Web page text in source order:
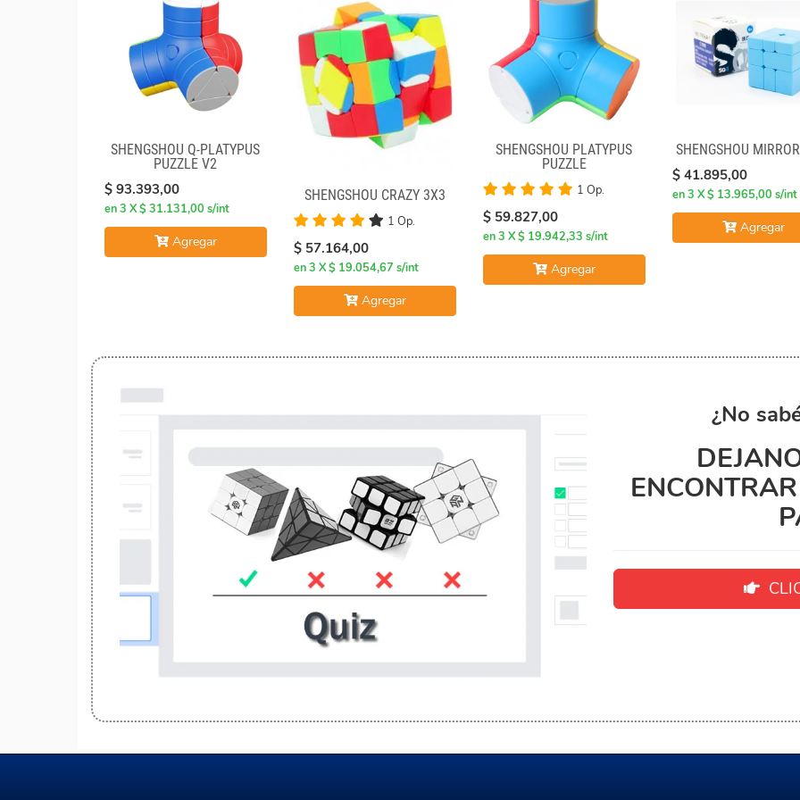
SHENGSHOU Q-PLATYPUS
PUZZLE V2
$ 93.393,00
en 3 X $ 31.131,00 s/int
Agregar
SHENGSHOU CRAZY 3X3
1 Op.
$ 57.164,00
en 3 X $ 19.054,67 s/int
Agregar
SHENGSHOU PLATYPUS
PUZZLE
1 Op.
$ 59.827,00
en 3 X $ 19.942,33 s/int
Agregar
SHENGSHOU
$ 41.895,00
en 3 X $ 13.965,00 s/int
Agregar
¿No